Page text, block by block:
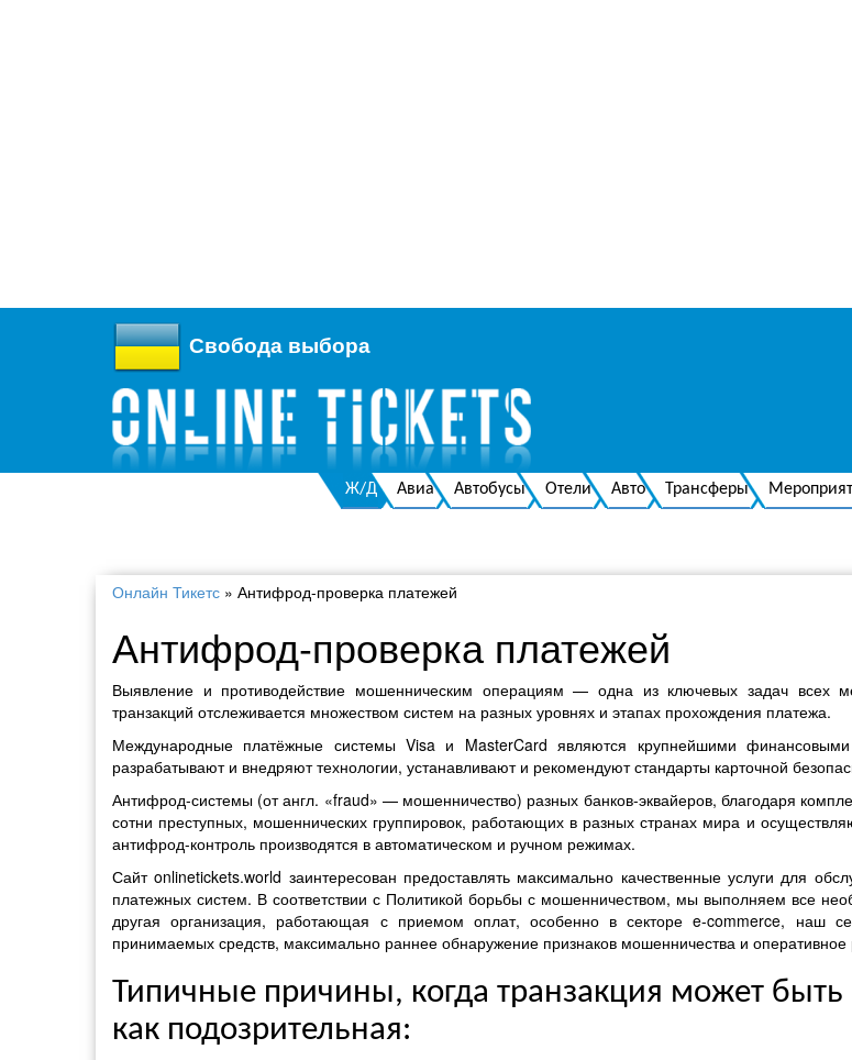
Свобода выбора
Ж/Д Авиа Автобусы Отели Авто Трансферы
Онлайн Тикетс » Антифрод-проверка платежей
Антифрод-проверка платежей
Выявление и противодействие мошенническим операциям — одна из ключевых задач всех
транзакций отслеживается множеством систем на разных уровнях и этапах прохождения платежа.
Международные платёжные системы Visa и MasterCard являются крупнейшими
разрабатывают и внедряют технологии, устанавливают и рекомендуют стандарты карточной
Антифрод-системы (от англ. «fraud» — мошенничество) разных банков-эквайеров, благодаря
сотни преступных, мошеннических группировок, работающих в разных странах мира и
антифрод-контроль производятся в автоматическом и ручном режимах.
Сайт onlinetickets.world заинтересован предоставлять максимально качественные услуги для
платежных систем. В соответствии с Политикой борьбы с мошенничеством, мы выполняем все
другая организация, работающая с приемом оплат, особенно в секторе e-commerce, наш
принимаемых средств, максимально раннее обнаружение признаков мошенничества и
Типичные причины, когда транзакция может
как подозрительная: